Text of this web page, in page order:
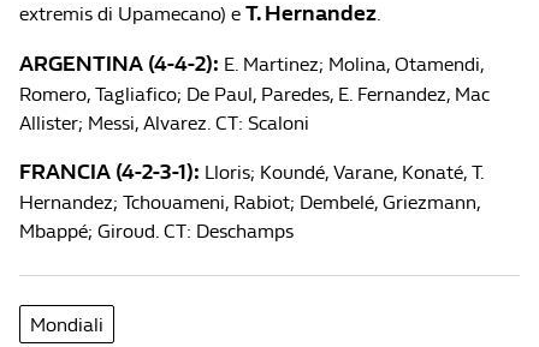
extremis di Upamecano) e T. Hernandez.
ARGENTINA (4-4-2): E. Martinez; Molina, Otamendi,
Romero, Tagliafico; De Paul, Paredes, E. Fernandez, Mac
Allister; Messi, Alvarez. CT: Scaloni
FRANCIA (4-2-3-1): Lloris; Koundé, Varane, Konaté, T.
Hernandez; Tchouameni, Rabiot; Dembelé, Griezmann,
Mbappé; Giroud. CT: Deschamps
Mondiali